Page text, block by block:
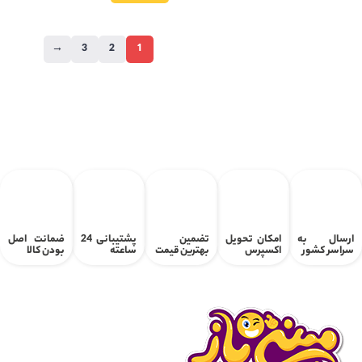
1
2
3
→
ارسال به
سراسر کشور
امکان تحویل
اکسپرس
تضمین
بهترین قیمت
پشتیبانی 24
ساعته
ضمانت اصل
بودن کالا